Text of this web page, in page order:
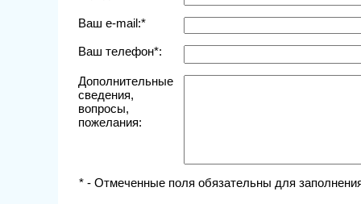
Ваш e-mail:*
Ваш телефон*:
Дополнительные
сведения,
вопросы,
пожелания:
* - Отмеченные поля обязательны для